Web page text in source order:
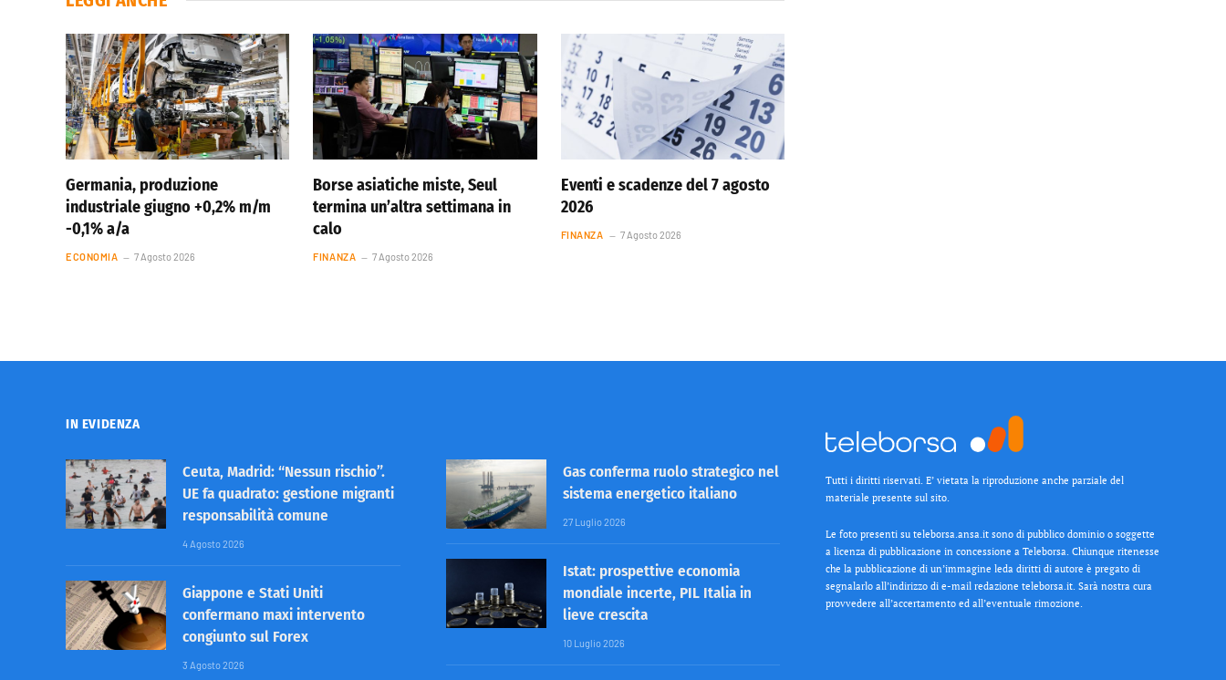
Germania, produzione
industriale giugno +0,2% m/m
-0,1% a/a
ECONOMIA 7 Agosto 2026
Borse asiatiche miste, Seul
termina un’altra settimana in
calo
FINANZA 7 Agosto 2026
Eventi e scadenze del 7 agosto
2026
FINANZA 7 Agosto 2026
IN EVIDENZA
Ceuta, Madrid: “Nessun rischio”.
UE fa quadrato: gestione migranti
responsabilità comune
4 Agosto 2026
Giappone e Stati Uniti
confermano maxi intervento
congiunto sul Forex
3 Agosto 2026
Gas conferma ruolo strategico nel
sistema energetico italiano
27 Luglio 2026
Istat: prospettive economia
mondiale incerte, PIL Italia in
lieve crescita
10 Luglio 2026
Tutti i diritti riservati. E’ vietata la riproduzione anche parziale del
materiale presente sul sito.
Le foto presenti su teleborsa.ansa.it sono di pubblico dominio o soggette
a licenza di pubblicazione in concessione a Teleborsa. Chiunque ritenesse
che la pubblicazione di un’immagine leda diritti di autore è pregato di
segnalarlo all’indirizzo di e-mail redazione teleborsa.it. Sarà nostra cura
provvedere all’accertamento ed all’eventuale rimozione.